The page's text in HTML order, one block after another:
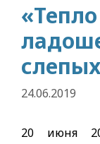
слепых
24.06.2019
20 июня